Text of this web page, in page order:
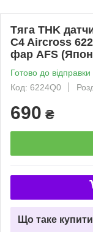
Тяга THK
C4 Aircross
фар AFS
Готово до відправки
Код: 6224Q0
690 ₴
Що таке